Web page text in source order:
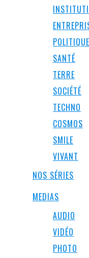
POLITIQUE
SANTÉ
TERRE
SOCIÉTÉ
TECHNO
COSMOS
SMILE
VIVANT
NOS SÉRIES
MEDIAS
AUDIO
VIDÉO
PHOTO